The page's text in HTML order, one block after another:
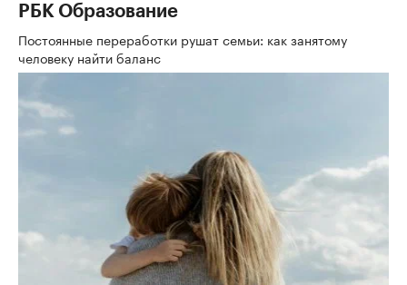
РБК Образование
Постоянные переработки рушат семьи: как занятому
человеку найти баланс